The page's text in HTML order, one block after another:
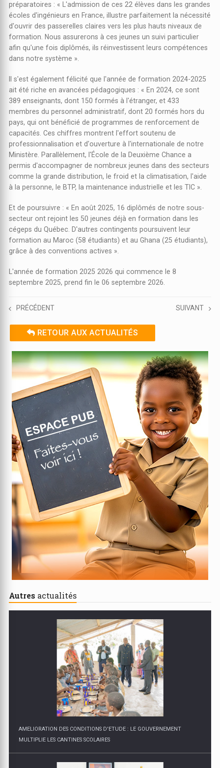
préparatoires : « L'admission de ces 22 élèves dans les grandes
écoles d'ingénieurs en France, illustre parfaitement la nécessité
d'ouvrir des passerelles claires vers les plus hauts niveaux de
formation. Nous assurerons à ces jeunes un suivi particulier
afin qu'une fois diplômés, ils réinvestissent leurs compétences
dans notre système ».
Il s'est également félicité que l'année de formation 2024-2025
ait été riche en avancées pédagogiques : « En 2024, ce sont
389 enseignants, dont 150 formés à l'étranger, et 433
membres du personnel administratif, dont 20 formés hors du
pays, qui ont bénéficié de programmes de renforcement de
capacités. Ces chiffres montrent l'effort soutenu de
professionnalisation et d'ouverture à l'internationale de notre
Ministère. Parallèlement, l'École de la Deuxième Chance a
permis d'accompagner de nombreux jeunes dans des secteurs
comme la grande distribution, le froid et la climatisation, l'aide
à la personne, le BTP, la maintenance industrielle et les TIC ».
Et de poursuivre : « En août 2025, 16 diplômés de notre sous-
secteur ont rejoint les 50 jeunes déjà en formation dans les
cégeps du Québec. D'autres contingents poursuivent leur
formation au Maroc (58 étudiants) et au Ghana (25 étudiants),
grâce à des conventions actives ».
L'année de formation 2025 2026 qui commence le 8
septembre 2025, prend fin le 06 septembre 2026.
PRÉCÉDENT SUIVANT
RETOUR AUX ACTUALITÉS
Autres actualités
AMELIORATION DES CONDITIONS D'ETUDE : LE GOUVERNEMENT
MULTIPLIE LES CANTINES SCOLAIRES